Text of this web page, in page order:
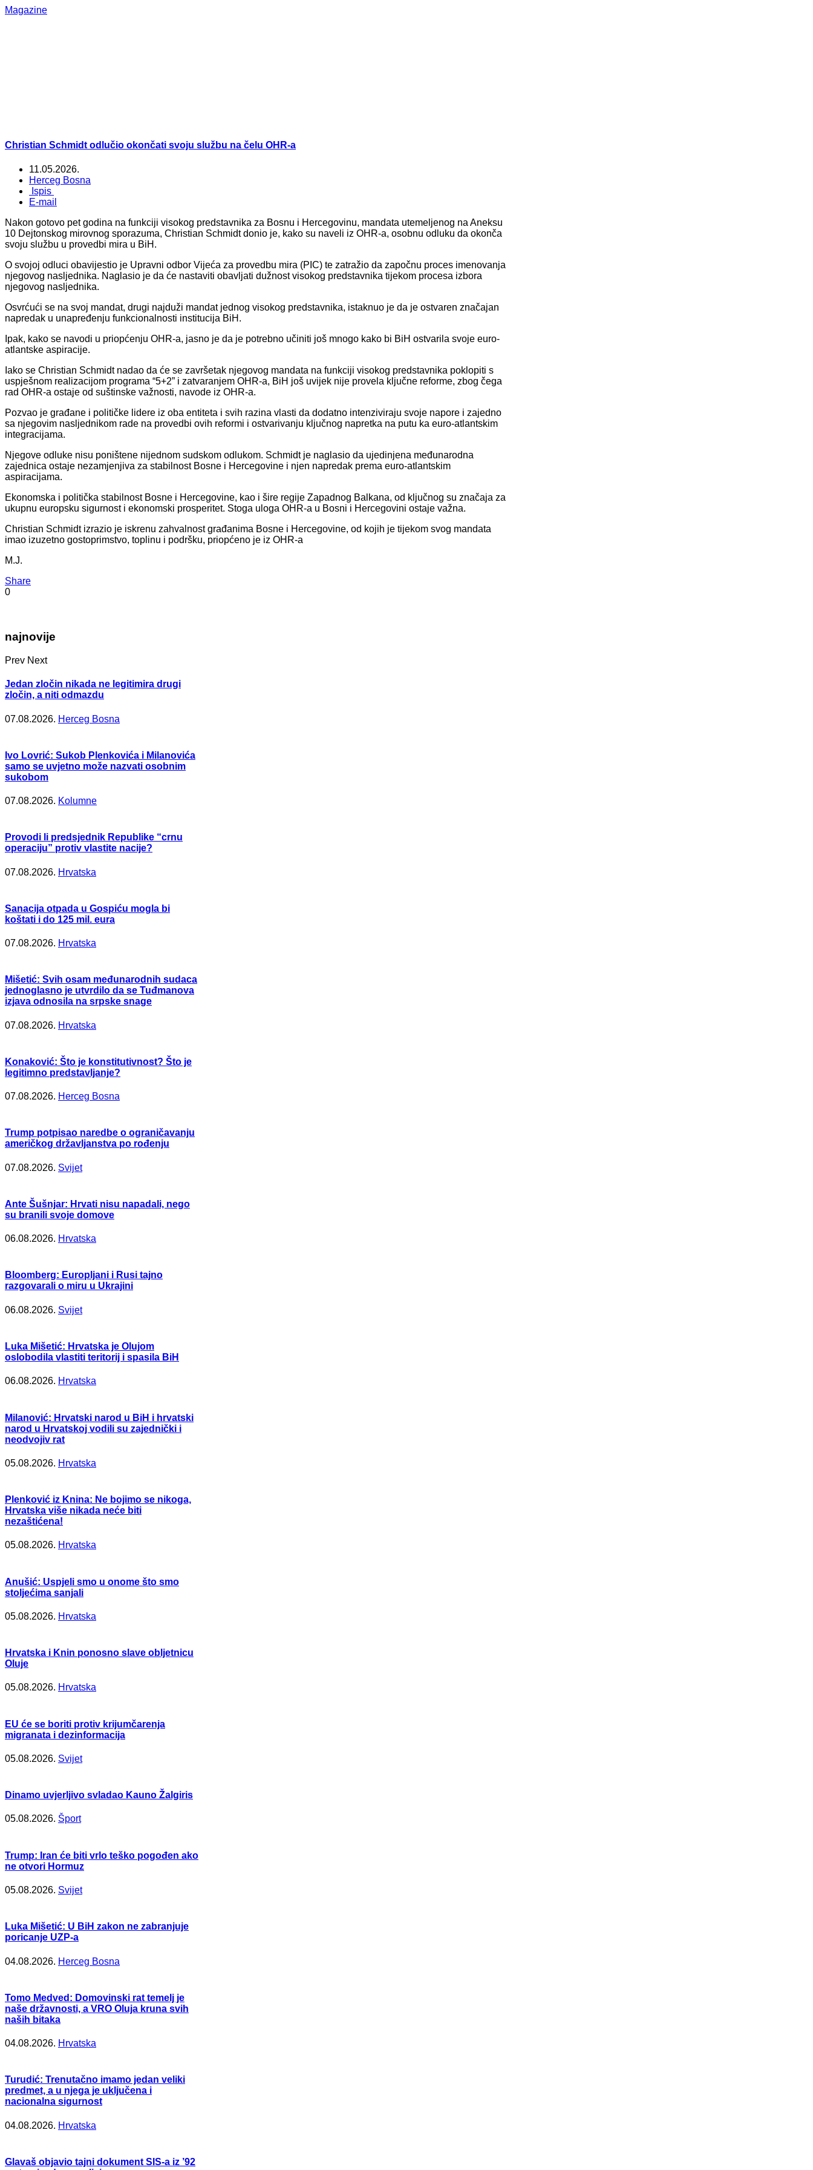
Magazine
Christian Schmidt odlučio okončati svoju službu na čelu OHR-a
11.05.2026.
Herceg Bosna
Ispis
E-mail
Nakon gotovo pet godina na funkciji visokog predstavnika za Bosnu i Hercegovinu, mandata utemeljenog na Aneksu
10 Dejtonskog mirovnog sporazuma, Christian Schmidt donio je, kako su naveli iz OHR-a, osobnu odluku da okonča
svoju službu u provedbi mira u BiH.
O svojoj odluci obavijestio je Upravni odbor Vijeća za provedbu mira (PIC) te zatražio da započnu proces imenovanja
njegovog nasljednika. Naglasio je da će nastaviti obavljati dužnost visokog predstavnika tijekom procesa izbora
njegovog nasljednika.
Osvrćući se na svoj mandat, drugi najduži mandat jednog visokog predstavnika, istaknuo je da je ostvaren značajan
napredak u unapređenju funkcionalnosti institucija BiH.
Ipak, kako se navodi u priopćenju OHR-a, jasno je da je potrebno učiniti još mnogo kako bi BiH ostvarila svoje euro-
atlantske aspiracije.
Iako se Christian Schmidt nadao da će se završetak njegovog mandata na funkciji visokog predstavnika poklopiti s
uspješnom realizacijom programa “5+2” i zatvaranjem OHR-a, BiH još uvijek nije provela ključne reforme, zbog čega
rad OHR-a ostaje od suštinske važnosti, navode iz OHR-a.
Pozvao je građane i političke lidere iz oba entiteta i svih razina vlasti da dodatno intenziviraju svoje napore i zajedno
sa njegovim nasljednikom rade na provedbi ovih reformi i ostvarivanju ključnog napretka na putu ka euro-atlantskim
integracijama.
Njegove odluke nisu poništene nijednom sudskom odlukom. Schmidt je naglasio da ujedinjena međunarodna
zajednica ostaje nezamjenjiva za stabilnost Bosne i Hercegovine i njen napredak prema euro-atlantskim
aspiracijama.
Ekonomska i politička stabilnost Bosne i Hercegovine, kao i šire regije Zapadnog Balkana, od ključnog su značaja za
ukupnu europsku sigurnost i ekonomski prosperitet. Stoga uloga OHR-a u Bosni i Hercegovini ostaje važna.
Christian Schmidt izrazio je iskrenu zahvalnost građanima Bosne i Hercegovine, od kojih je tijekom svog mandata
imao izuzetno gostoprimstvo, toplinu i podršku, priopćeno je iz OHR-a
M.J.
Share
0
najnovije
Prev Next
Jedan zločin nikada ne legitimira drugi
zločin, a niti odmazdu
07.08.2026. Herceg Bosna
Ivo Lovrić: Sukob Plenkovića i Milanovića
samo se uvjetno može nazvati osobnim
sukobom
07.08.2026. Kolumne
Provodi li predsjednik Republike “crnu
operaciju” protiv vlastite nacije?
07.08.2026. Hrvatska
Sanacija otpada u Gospiću mogla bi
koštati i do 125 mil. eura
07.08.2026. Hrvatska
Mišetić: Svih osam međunarodnih sudaca
jednoglasno je utvrdilo da se Tuđmanova
izjava odnosila na srpske snage
07.08.2026. Hrvatska
Konaković: Što je konstitutivnost? Što je
legitimno predstavljanje?
07.08.2026. Herceg Bosna
Trump potpisao naredbe o ograničavanju
američkog državljanstva po rođenju
07.08.2026. Svijet
Ante Šušnjar: Hrvati nisu napadali, nego
su branili svoje domove
06.08.2026. Hrvatska
Bloomberg: Europljani i Rusi tajno
razgovarali o miru u Ukrajini
06.08.2026. Svijet
Luka Mišetić: Hrvatska je Olujom
oslobodila vlastiti teritorij i spasila BiH
06.08.2026. Hrvatska
Milanović: Hrvatski narod u BiH i hrvatski
narod u Hrvatskoj vodili su zajednički i
neodvojiv rat
05.08.2026. Hrvatska
Plenković iz Knina: Ne bojimo se nikoga,
Hrvatska više nikada neće biti
nezaštićena!
05.08.2026. Hrvatska
Anušić: Uspjeli smo u onome što smo
stoljećima sanjali
05.08.2026. Hrvatska
Hrvatska i Knin ponosno slave obljetnicu
Oluje
05.08.2026. Hrvatska
EU će se boriti protiv krijumčarenja
migranata i dezinformacija
05.08.2026. Svijet
Dinamo uvjerljivo svladao Kauno Žalgiris
05.08.2026. Šport
Trump: Iran će biti vrlo teško pogođen ako
ne otvori Hormuz
05.08.2026. Svijet
Luka Mišetić: U BiH zakon ne zabranjuje
poricanje UZP-a
04.08.2026. Herceg Bosna
Tomo Medved: Domovinski rat temelj je
naše državnosti, a VRO Oluja kruna svih
naših bitaka
04.08.2026. Hrvatska
Turudić: Trenutačno imamo jedan veliki
predmet, a u njega je uključena i
nacionalna sigurnost
04.08.2026. Hrvatska
Glavaš objavio tajni dokument SIS-a iz ’92